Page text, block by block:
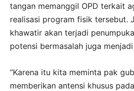
tangan memanggil OPD terkait
realisasi program fisik tersebut.
khawatir akan terjadi
potensi bermasalah juga
“Karena itu kita meminta pak
memberikan antensi khusus